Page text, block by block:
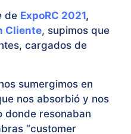
de ExpoRC 2021,
Cliente, supimos que
cargados de
sumergimos en
nos absorbió y nos
donde resonaban
“customer